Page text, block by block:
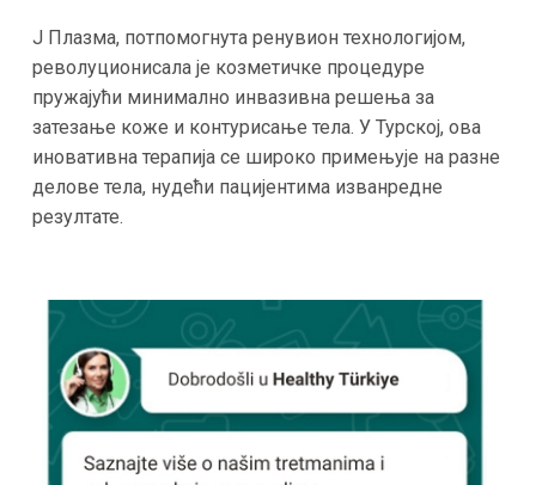
J Плазма, потпомогнута ренувион технологијом,
револуционисала је козметичке процедуре
пружајући минимално инвазивна решења за
затезање коже и контурисање тела. У Турској, ова
иновативна терапија се широко примењује на разне
делове тела, нудећи пацијентима изванредне
резултате.